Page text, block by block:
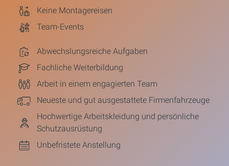
Keine Montagereisen
Team-Events
Abwechslungsreiche Aufgaben
Fachliche Weiterbildung
Arbeit in einem engagierten Team
Neueste und gut ausgestattete Firmenfahrzeuge
Hochwertige Arbeitskleidung und persönliche
Schutzausrüstung
Unbefristete Anstellung